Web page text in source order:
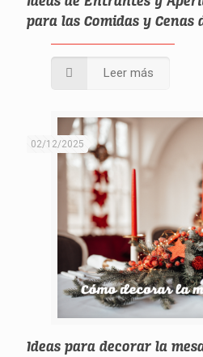
para las Comidas y Cenas
Leer más
02/12/2025
Ideas para decorar la